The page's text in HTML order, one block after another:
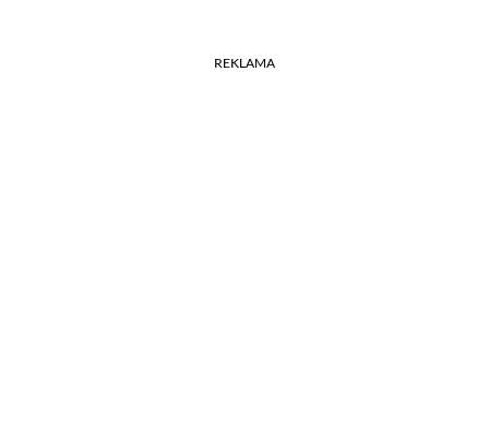
REKLAMA